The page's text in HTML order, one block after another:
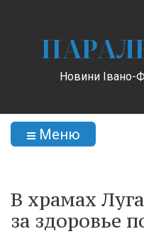
Новини Івано-
Меню
В храмах
за здоровье